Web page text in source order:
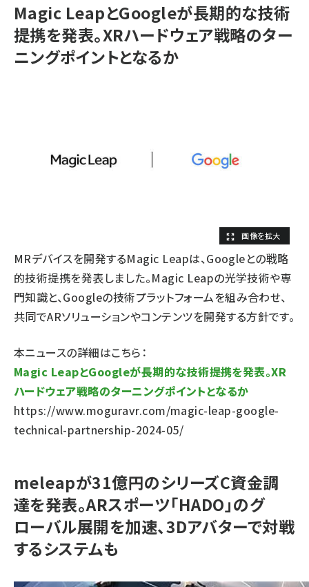
Magic LeapとGoogleが長期的な技術
提携を発表。XRハードウェア戦略のター
ニングポイントとなるか
MRデバイスを開発するMagic Leapは、Googleとの戦略
的技術提携を発表しました。Magic Leapの光学技術や専
門知識と、Googleの技術プラットフォームを組み合わせ、
共同でARソリューションやコンテンツを開発する方針です。
本ニュースの詳細はこちら：
Magic LeapとGoogleが長期的な技術提携を発表。XR
ハードウェア戦略のターニングポイントとなるか
https://www.moguravr.com/magic-leap-google-
technical-partnership-2024-05/
meleapが31億円のシリーズC資金調
達を発表。ARスポーツ「HADO」のグ
ローバル展開を加速、3Dアバターで対戦
するシステムも